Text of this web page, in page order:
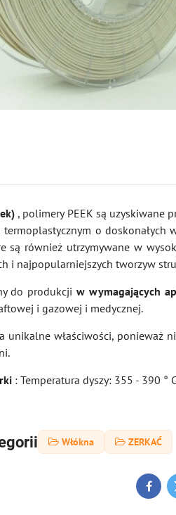
, polimery PEEK są uzyskiwane
termoplastycznym o doskonałych
są również utrzymywane w
i najpopularniejszych tworzyw
do produkcjiw wymagających
i gazowej i medycznej.
unikalne właściwości, ponieważ
: Temperatura dyszy: 355 - 390 °
Włókna ZERKAĆ